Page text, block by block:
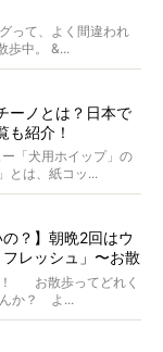
って、よく間違われ
歩中。 &...
ーノとは？日本で
も紹介！
「犬用ホイップ」の
とは、紙コッ...
？】朝晩2回はウ
レッシュ」〜お散
！ お散歩ってどれく
んか？ よ...